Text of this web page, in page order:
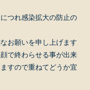
つれ感染拡大の防止の
お願いを申し上げます
で終わらせる事が出来
すので重ねてどうか宜